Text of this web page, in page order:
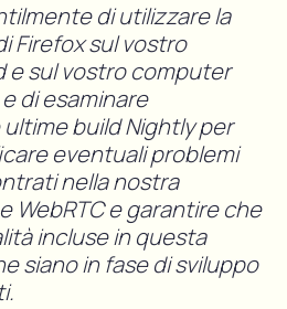
di utilizzare la
Firefox sul vostro
e sul vostro computer
di esaminare
build Nightly per
eventuali problemi
nella nostra
WebRTC e garantire che
incluse in questa
siano in fase di sviluppo